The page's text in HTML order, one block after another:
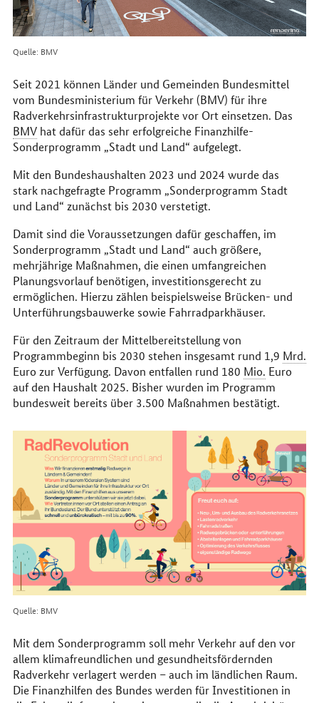
Quelle: BMV
Seit 2021 können Länder und Gemeinden Bundesmittel
vom Bundesministerium für Verkehr (BMV) für ihre
Radverkehrsinfrastrukturprojekte vor Ort einsetzen. Das
BMVhat dafür das sehr erfolgreiche Finanzhilfe-
Sonderprogramm „Stadt und Land“ aufgelegt.
Mit den Bundeshaushalten 2023 und 2024 wurde das
stark nachgefragte Programm „Sonderprogramm Stadt
und Land“ zunächst bis 2030 verstetigt.
Damit sind die Voraussetzungen dafür geschaffen, im
Sonderprogramm „Stadt und Land“ auch größere,
mehrjährige Maßnahmen, die einen umfangreichen
Planungsvorlauf benötigen, investitionsgerecht zu
ermöglichen. Hierzu zählen beispielsweise Brücken- und
Unterführungsbauwerke sowie Fahrradparkhäuser.
Für den Zeitraum der Mittelbereitstellung von
Programmbeginn bis 2030 stehen insgesamt rund 1,9 Mrd.
Euro zur Verfügung. Davon entfallen rund 180 Mio. Euro
auf den Haushalt 2025. Bisher wurden im Programm
bundesweit bereits über 3.500 Maßnahmen bestätigt.
Quelle: BMV
Mit dem Sonderprogramm soll mehr Verkehr auf den vor
allem klimafreundlichen und gesundheitsfördernden
Radverkehr verlagert werden – auch im ländlichen Raum.
Die Finanzhilfen des Bundes werden für Investitionen in